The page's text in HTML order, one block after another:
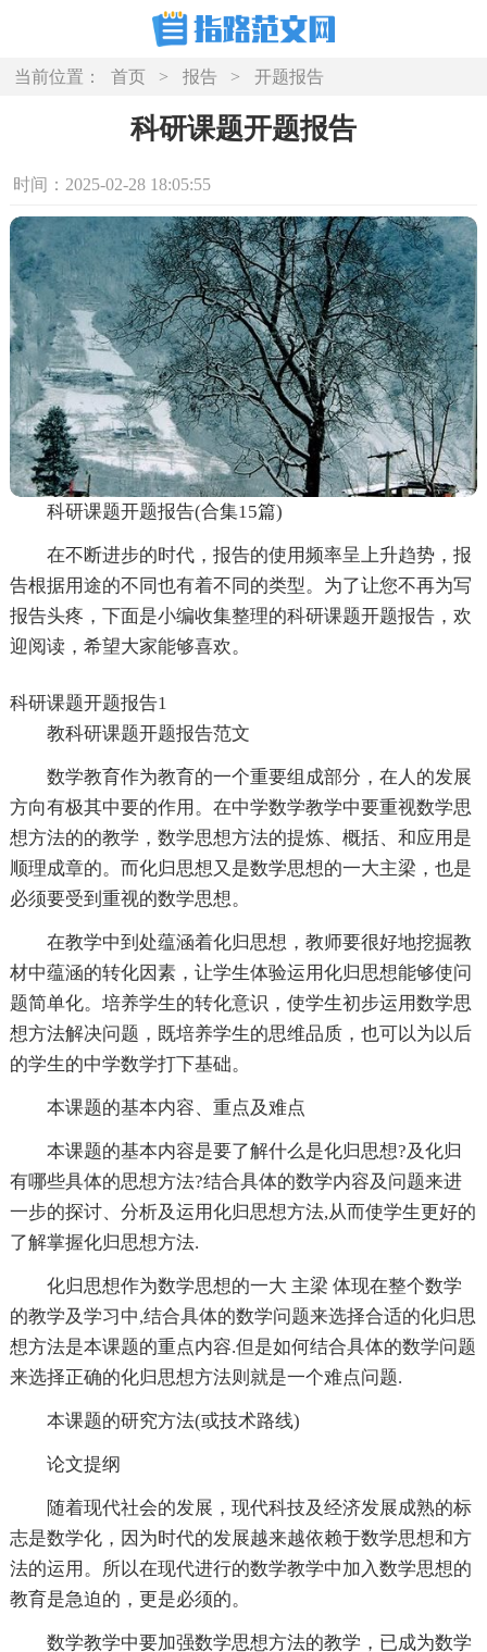
当前位置： 首页 > 报告 > 开题报告
科研课题开题报告
时间：2025-02-28 18:05:55
科研课题开题报告(合集15篇)
在不断进步的时代，报告的使用频率呈上升趋势，报
告根据用途的不同也有着不同的类型。为了让您不再为写
报告头疼，下面是小编收集整理的科研课题开题报告，欢
迎阅读，希望大家能够喜欢。
科研课题开题报告1
教科研课题开题报告范文
数学教育作为教育的一个重要组成部分，在人的发展
方向有极其中要的作用。在中学数学教学中要重视数学思
想方法的的教学，数学思想方法的提炼、概括、和应用是
顺理成章的。而化归思想又是数学思想的一大主梁，也是
必须要受到重视的数学思想。
在教学中到处蕴涵着化归思想，教师要很好地挖掘教
材中蕴涵的转化因素，让学生体验运用化归思想能够使问
题简单化。培养学生的转化意识，使学生初步运用数学思
想方法解决问题，既培养学生的思维品质，也可以为以后
的学生的中学数学打下基础。
本课题的基本内容、重点及难点
本课题的基本内容是要了解什么是化归思想?及化归
有哪些具体的思想方法?结合具体的数学内容及问题来进
一步的探讨、分析及运用化归思想方法,从而使学生更好的
了解掌握化归思想方法.
化归思想作为数学思想的一大 主梁 体现在整个数学
的教学及学习中,结合具体的数学问题来选择合适的化归思
想方法是本课题的重点内容.但是如何结合具体的数学问题
来选择正确的化归思想方法则就是一个难点问题.
本课题的研究方法(或技术路线)
论文提纲
随着现代社会的发展，现代科技及经济发展成熟的标
志是数学化，因为时代的发展越来越依赖于数学思想和方
法的运用。所以在现代进行的数学教学中加入数学思想的
教育是急迫的，更是必须的。
数学教学中要加强数学思想方法的教学，已成为数学